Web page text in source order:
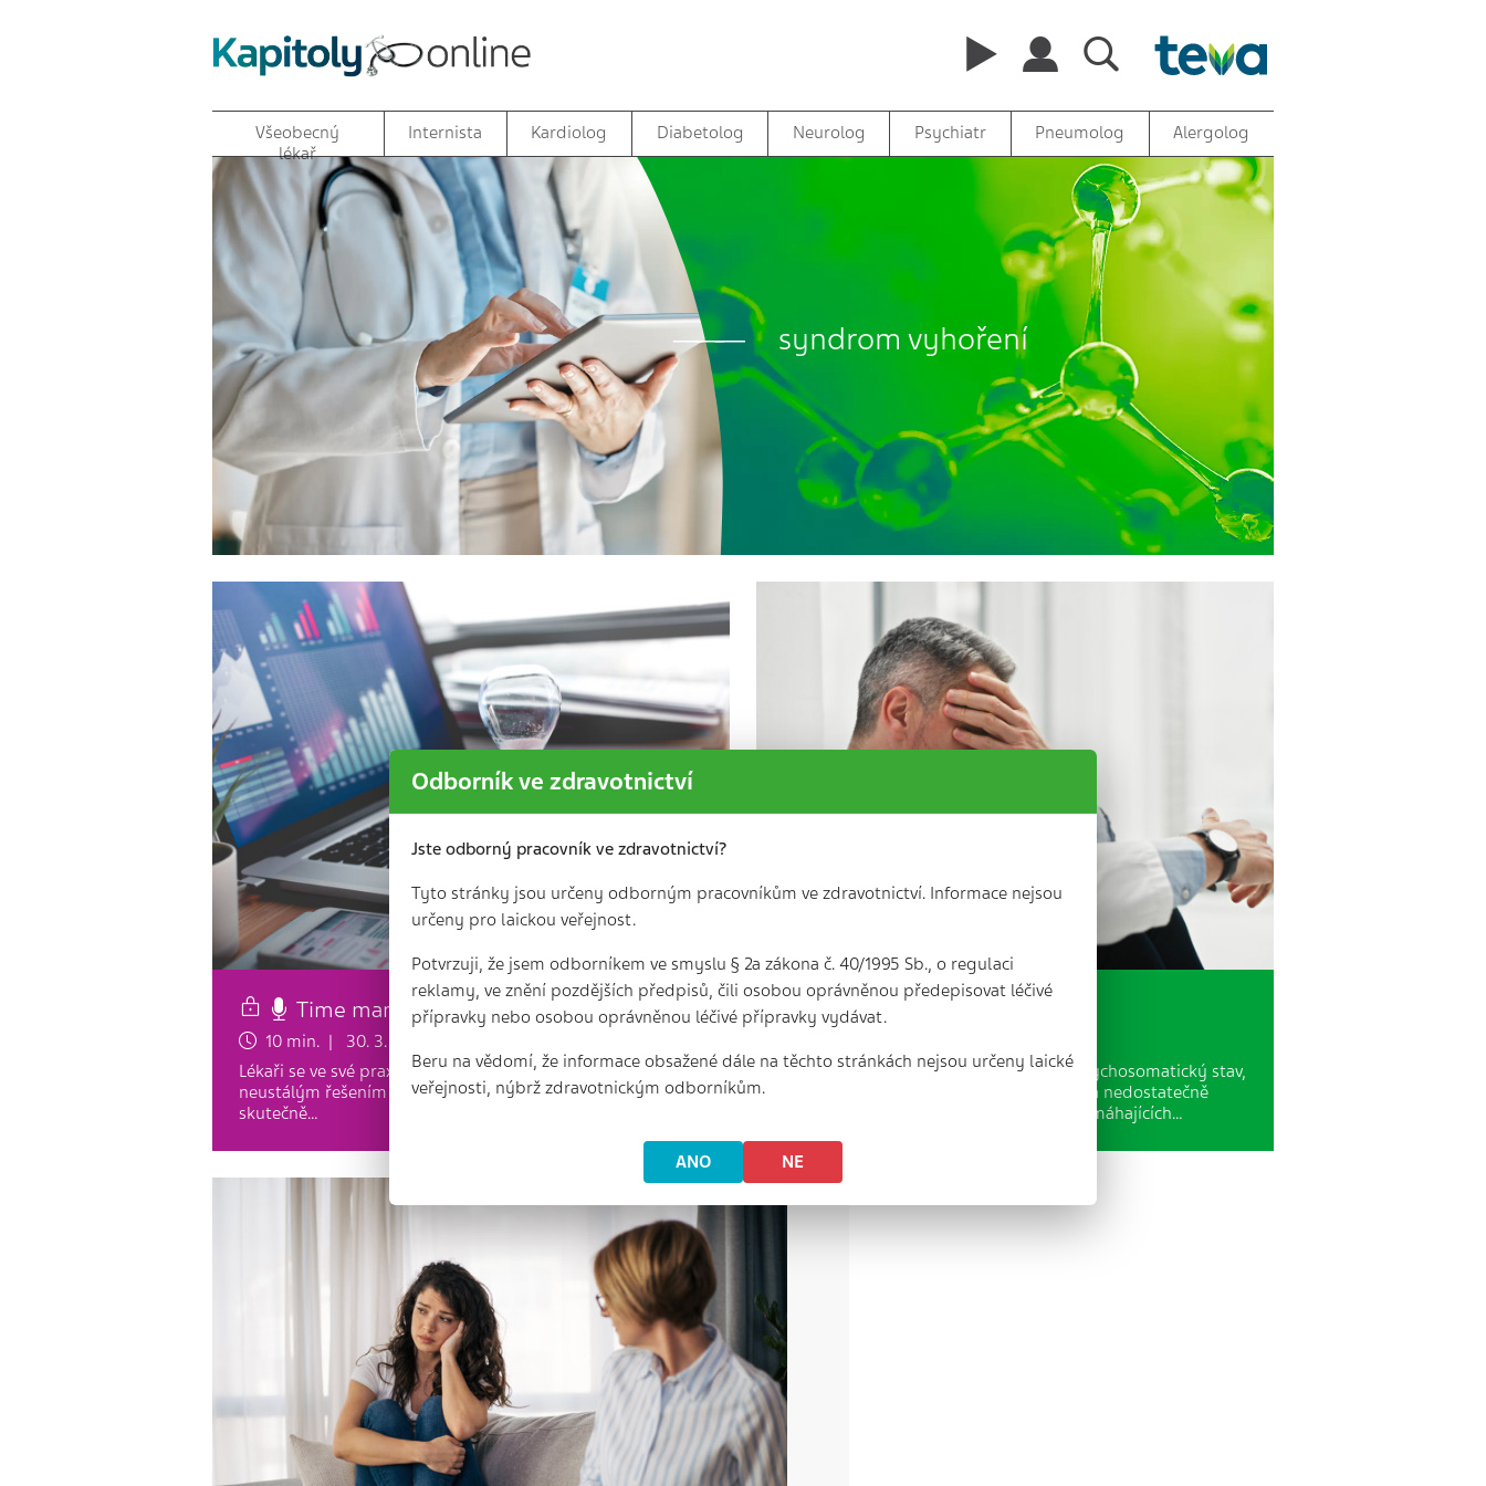
Všeobecný
lékař
Internista Kardiolog Diabetolog Neurolog Psychiatr Pneumolog Alergolog
syndrom vyhoření
Time management v lékařské praxi
10 min. | 30. 3. 2025
Lékaři se ve své praxi často setkávají s nedostatkem času a
neustálým řešením nově příchozích naléhavých úkolů. Ale je
skutečně…
Vyhoření a setrvačnost
Souhrn:Syndrom vyhoření je kritický psychosomatický stav,
který se projevuje u málo připravených a nedostatečně
tréninkově vybavených jedinců z řad pomáhajících…
Odborník ve zdravotnictví
Jste odborný pracovník ve zdravotnictví?
Tyto stránky jsou určeny odborným pracovníkům ve zdravotnictví. Informace nejsou
určeny pro laickou veřejnost.
Potvrzuji, že jsem odborníkem ve smyslu § 2a zákona č. 40/1995 Sb., o regulaci
reklamy, ve znění pozdějších předpisů, čili osobou oprávněnou předepisovat léčivé
přípravky nebo osobou oprávněnou léčivé přípravky vydávat.
Beru na vědomí, že informace obsažené dále na těchto stránkách nejsou určeny laické
veřejnosti, nýbrž zdravotnickým odborníkům.
ANO NE